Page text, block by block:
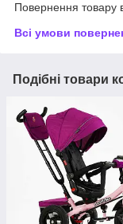
Повернення товару
Всі умови
Подібні товари